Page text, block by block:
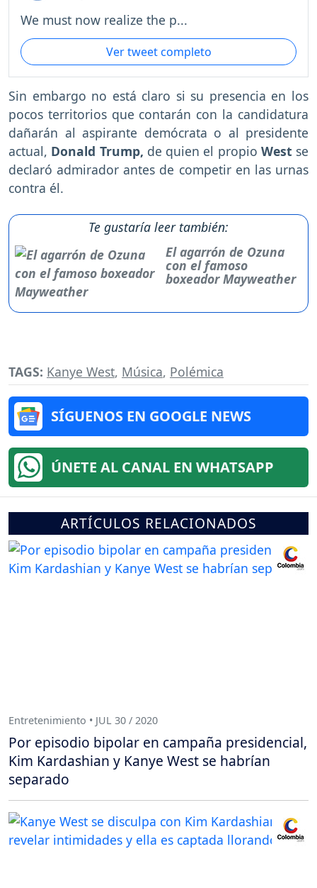
We must now realize the p...
Ver tweet completo
Sin embargo no está claro si su presencia en los
pocos territorios que contarán con la candidatura
dañarán al aspirante demócrata o al presidente
actual, Donald Trump, de quien el propio West se
declaró admirador antes de competir en las urnas
contra él.
Te gustaría leer también:
El agarrón de Ozuna
con el famoso
boxeador Mayweather
TAGS: Kanye West, Música, Polémica
SÍGUENOS EN GOOGLE NEWS
ÚNETE AL CANAL EN WHATSAPP
ARTÍCULOS RELACIONADOS
Entretenimiento • JUL 30 / 2020
Por episodio bipolar en campaña presidencial,
Kim Kardashian y Kanye West se habrían
separado